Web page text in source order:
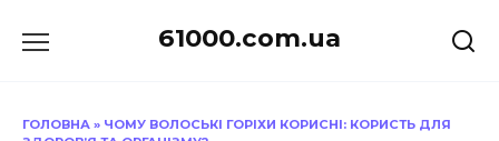
до
61000.com.ua
ГОЛОВНА » ЧОМУ ВОЛОСЬКІ ГОРІХИ КОРИСНІ: КОРИСТЬ ДЛЯ